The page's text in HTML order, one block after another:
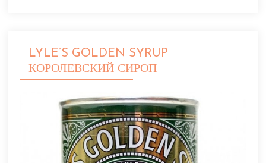
LYLE’S GOLDEN SYRUP
КОРОЛЕВСКИЙ СИРОП